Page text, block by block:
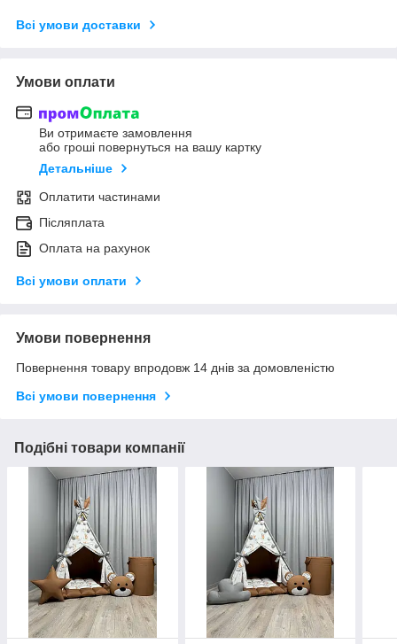
Всі умови доставки
Умови оплати
Ви отримаєте замовлення
або гроші повернуться на вашу картку
Детальніше
Оплатити частинами
Післяплата
Оплата на рахунок
Всі умови оплати
Умови повернення
Повернення товару впродовж 14 днів за домовленістю
Всі умови повернення
Подібні товари компанії